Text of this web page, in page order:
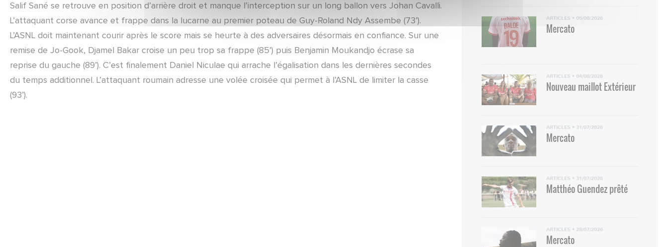
Salif Sané se retrouve en position d’arrière droit et manque l’interception sur un long ballon vers Johan Cavalli.
L’attaquant corse avance et frappe dans la lucarne au premier poteau de Guy-Roland Ndy Assembe (73’).
L’ASNL doit maintenant courir après le score mais se heurte à des adversaires désormais en confiance. Sur une
remise de Jo-Gook, Djamel Bakar croise un peu trop sa frappe (85’) puis Benjamin Moukandjo écrase sa
reprise du gauche (89’). C’est finalement Daniel Niculae qui arrache l’égalisation dans les dernières secondes
du temps additionnel. L’attaquant roumain adresse une volée croisée qui permet à l’ASNL de limiter la casse
(93’).
ARTICLES • 05/08/2026
Mercato
ARTICLES • 04/08/2026
Nouveau maillot Extérieur
ARTICLES • 31/07/2026
Mercato
ARTICLES • 31/07/2026
Matthéo Guendez prêté
ARTICLES • 28/07/2026
Mercato